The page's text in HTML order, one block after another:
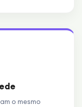
o mesmo